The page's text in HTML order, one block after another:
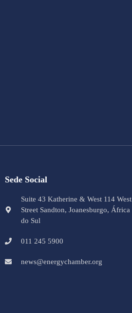
Sede Social
Suite 43 Katherine & West 114 West
Street Sandton, Joanesburgo, África
do Sul
011 245 5900
news@energychamber.org